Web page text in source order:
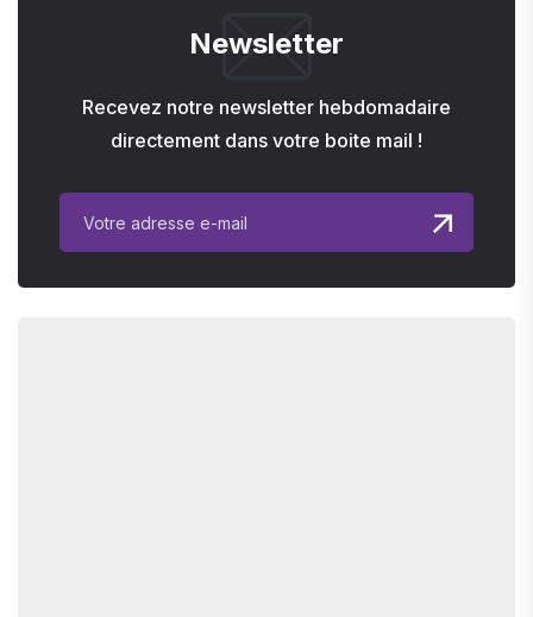
Newsletter
Recevez notre newsletter hebdomadaire
directement dans votre boite mail !